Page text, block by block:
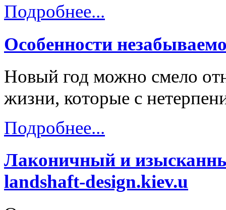
Подробнее...
Особенности
Новый год можно смело
жизни, которые с
Подробнее...
Лаконичный и
landshaft-design.kiev.u